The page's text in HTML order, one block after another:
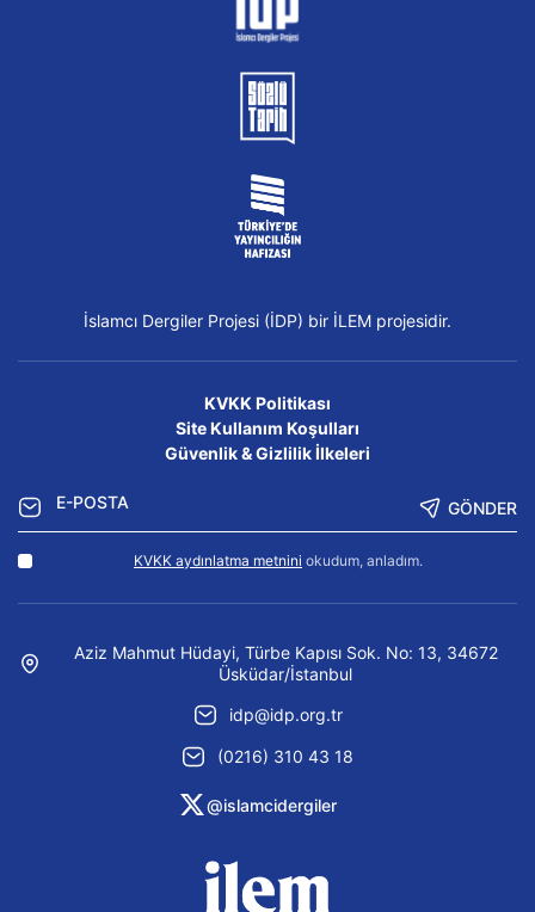
İslamcı Dergiler Projesi (İDP) bir İLEM projesidir.
KVKK Politikası
Site Kullanım Koşulları
Güvenlik & Gizlilik İlkeleri
GÖNDER
KVKK aydınlatma metnini okudum, anladım.
Aziz Mahmut Hüdayi, Türbe Kapısı Sok. No: 13, 34672
Üsküdar/İstanbul
idp@idp.org.tr
(0216) 310 43 18
@islamcidergiler